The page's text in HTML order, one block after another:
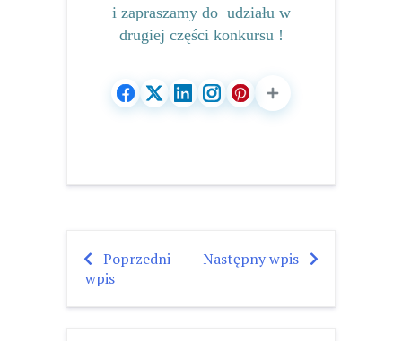
i zapraszamy do udziału w
drugiej części konkursu !
Nawigacja
wpisu
Poprzedni
wpis
Następny wpis